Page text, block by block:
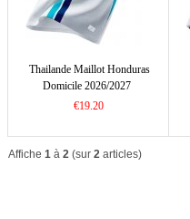
Thailande Maillot Honduras
Domicile 2026/2027
€19.20
Affiche 1 à 2 (sur 2 articles)